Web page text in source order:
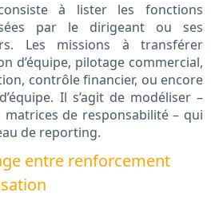
à lister les fonctions
par le dirigeant ou ses
Les missions à transférer
d’équipe, pilotage commercial,
contrôle financier, ou encore
Il s’agit de modéliser –
de responsabilité – qui
de reporting.
entre renforcement